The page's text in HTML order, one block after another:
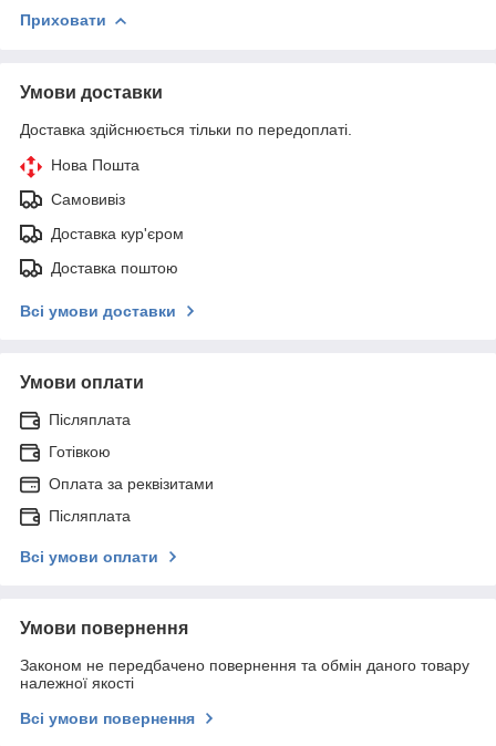
Приховати
Умови доставки
Доставка здійснюється тільки по передоплаті.
Нова Пошта
Самовивіз
Доставка кур'єром
Доставка поштою
Всі умови доставки
Умови оплати
Післяплата
Готівкою
Оплата за реквізитами
Післяплата
Всі умови оплати
Умови повернення
Законом не передбачено повернення та обмін даного товару
належної якості
Всі умови повернення